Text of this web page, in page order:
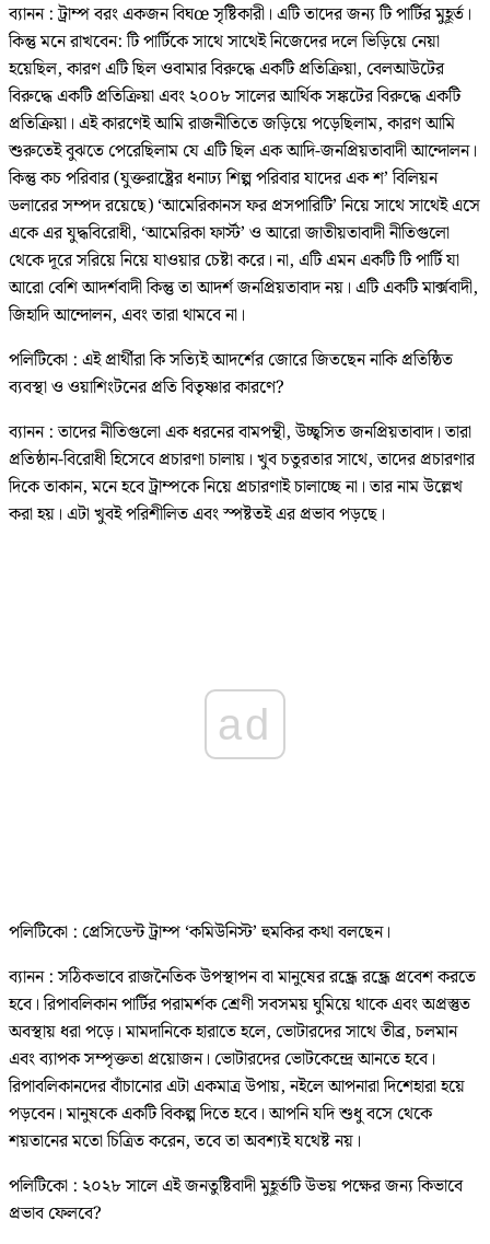
ব্যানন : ট্রাম্প বরং একজন বিঘœ সৃষ্টিকারী। এটি তাদের জন্য টি পার্টির মুহূর্ত।
কিন্তু মনে রাখবেন: টি পার্টিকে সাথে সাথেই নিজেদের দলে ভিড়িয়ে নেয়া
হয়েছিল, কারণ এটি ছিল ওবামার বিরুদ্ধে একটি প্রতিক্রিয়া, বেলআউটের
বিরুদ্ধে একটি প্রতিক্রিয়া এবং ২০০৮ সালের আর্থিক সঙ্কটের বিরুদ্ধে একটি
প্রতিক্রিয়া। এই কারণেই আমি রাজনীতিতে জড়িয়ে পড়েছিলাম, কারণ আমি
শুরুতেই বুঝতে পেরেছিলাম যে এটি ছিল এক আদি-জনপ্রিয়তাবাদী আন্দোলন।
কিন্তু কচ পরিবার (যুক্তরাষ্ট্রের ধনাঢ্য শিল্প পরিবার যাদের এক শ’ বিলিয়ন
ডলারের সম্পদ রয়েছে) ‘আমেরিকানস ফর প্রসপারিটি’ নিয়ে সাথে সাথেই এসে
একে এর যুদ্ধবিরোধী, ‘আমেরিকা ফার্স্ট’ ও আরো জাতীয়তাবাদী নীতিগুলো
থেকে দূরে সরিয়ে নিয়ে যাওয়ার চেষ্টা করে। না, এটি এমন একটি টি পার্টি যা
আরো বেশি আদর্শবাদী কিন্তু তা আদর্শ জনপ্রিয়তাবাদ নয়। এটি একটি মার্ক্সবাদী,
জিহাদি আন্দোলন, এবং তারা থামবে না।
পলিটিকো : এই প্রার্থীরা কি সত্যিই আদর্শের জোরে জিতছেন নাকি প্রতিষ্ঠিত
ব্যবস্থা ও ওয়াশিংটনের প্রতি বিতৃষ্ণার কারণে?
ব্যানন : তাদের নীতিগুলো এক ধরনের বামপন্থী, উচ্ছ্বসিত জনপ্রিয়তাবাদ। তারা
প্রতিষ্ঠান-বিরোধী হিসেবে প্রচারণা চালায়। খুব চতুরতার সাথে, তাদের প্রচারণার
দিকে তাকান, মনে হবে ট্রাম্পকে নিয়ে প্রচারণাই চালাচ্ছে না। তার নাম উল্লেখ
করা হয়। এটা খুবই পরিশীলিত এবং স্পষ্টতই এর প্রভাব পড়ছে।
ad
পলিটিকো : প্রেসিডেন্ট ট্রাম্প ‘কমিউনিস্ট’ হুমকির কথা বলছেন।
ব্যানন : সঠিকভাবে রাজনৈতিক উপস্থাপন বা মানুষের রন্ধ্রে রন্ধ্রে প্রবেশ করতে
হবে। রিপাবলিকান পার্টির পরামর্শক শ্রেণী সবসময় ঘুমিয়ে থাকে এবং অপ্রস্তুত
অবস্থায় ধরা পড়ে। মামদানিকে হারাতে হলে, ভোটারদের সাথে তীব্র, চলমান
এবং ব্যাপক সম্পৃক্ততা প্রয়োজন। ভোটারদের ভোটকেন্দ্রে আনতে হবে।
রিপাবলিকানদের বাঁচানোর এটা একমাত্র উপায়, নইলে আপনারা দিশেহারা হয়ে
পড়বেন। মানুষকে একটি বিকল্প দিতে হবে। আপনি যদি শুধু বসে থেকে
শয়তানের মতো চিত্রিত করেন, তবে তা অবশ্যই যথেষ্ট নয়।
পলিটিকো : ২০২৮ সালে এই জনতুষ্টিবাদী মুহূর্তটি উভয় পক্ষের জন্য কিভাবে
প্রভাব ফেলবে?